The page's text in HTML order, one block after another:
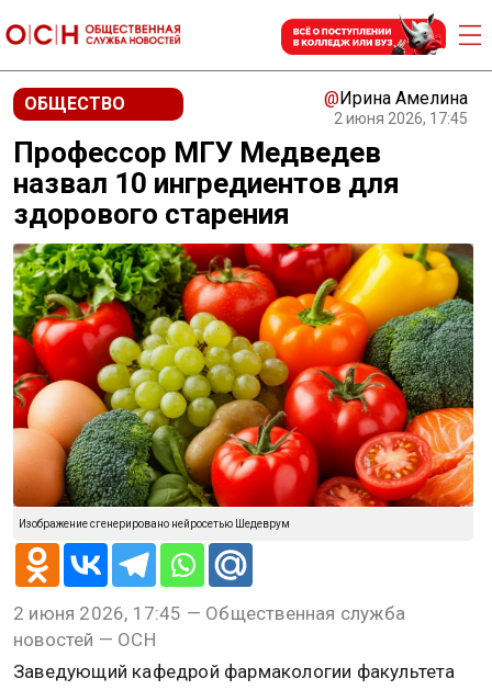
ОБЩЕСТВО @Ирина Амелина
2 июня 2026, 17:45
Профессор МГУ Медведев
назвал 10 ингредиентов для
здорового старения
Изображение сгенерировано нейросетью Шедеврум
2 июня 2026, 17:45 — Общественная служба
новостей — ОСН
Заведующий кафедрой фармакологии факультета